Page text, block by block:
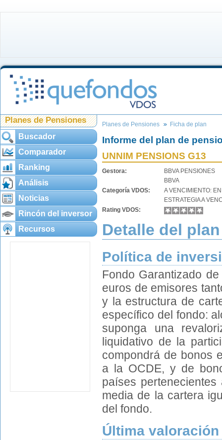
Planes de Pensiones
Buscador
Comparador
Ranking
Análisis
Noticias
Rincón del inversor
Recursos
Planes de Pensiones Ficha de plan
Informe del plan de
UNNIM PENSIONS G13
Gestora:
BBVA PENSIONES
BBVA
Categoría VDOS:
A VENCIMIENTO:
ESTRATEGIA A
Rating VDOS:
Detalle del plan
Política de
Fondo Garantizado
euros de emisores
y la estructura de
específico del fondo:
suponga una
liquidativo de la
compondrá de bonos
a la OCDE, y de
países
media de la cartera
del fondo.
Última valoración